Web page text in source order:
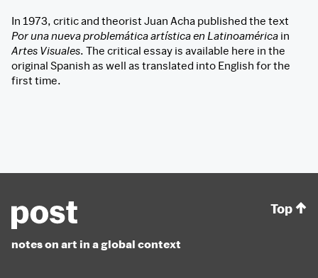
In 1973, critic and theorist Juan Acha published the text
Por una nueva problemática artística en Latinoamérica in
Artes Visuales. The critical essay is available here in the
original Spanish as well as translated into English for the
first time.
notes on art in a global context
Top